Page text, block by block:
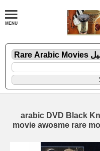
arabic DVD Black